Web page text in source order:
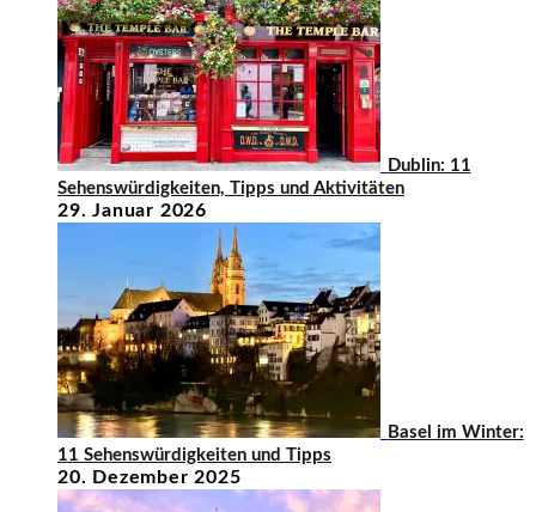
Dublin: 11
Sehenswürdigkeiten, Tipps und Aktivitäten
29. Januar 2026
Basel im Winter:
11 Sehenswürdigkeiten und Tipps
20. Dezember 2025